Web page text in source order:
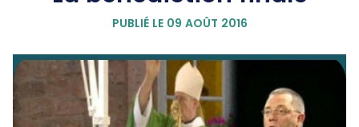
PUBLIÉ LE 09 AOÛT 2016